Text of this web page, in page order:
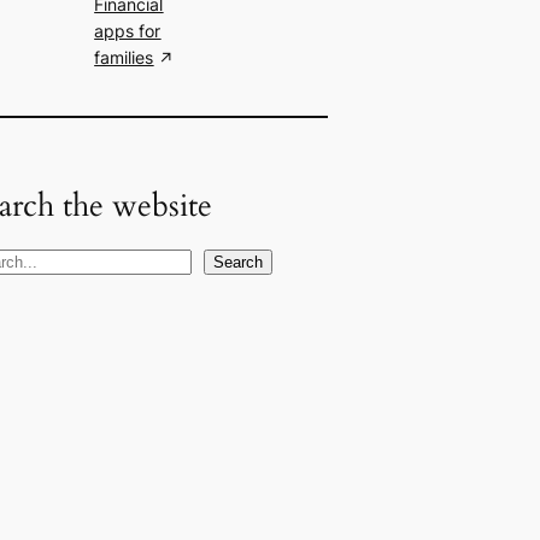
Financial
apps for
families
the website
Search